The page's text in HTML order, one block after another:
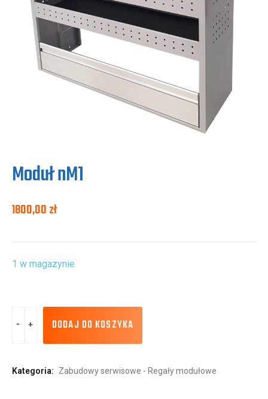
Moduł nM1
1800,00zł
1 w magazynie
DODAJ DO KOSZYKA
Kategoria: Zabudowy serwisowe - Regały modułowe